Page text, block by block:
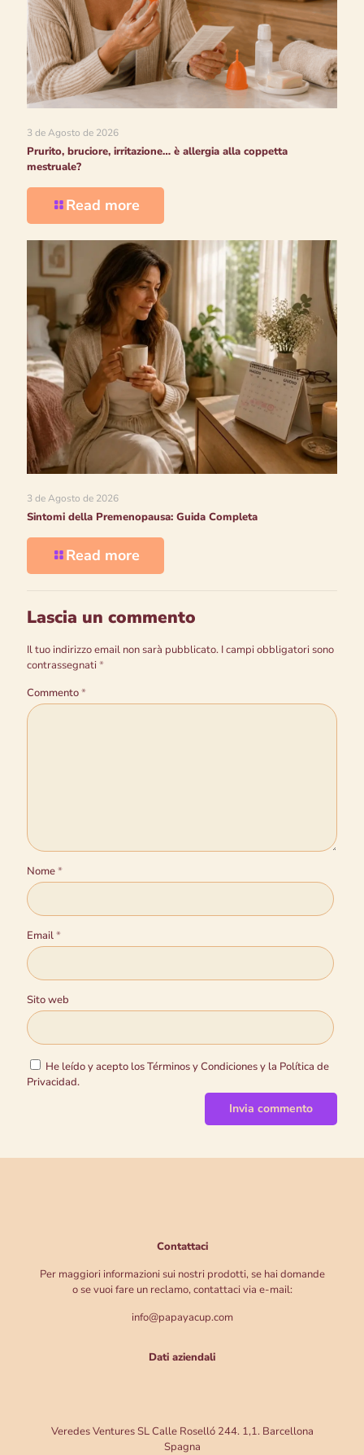
3 de Agosto de 2026
Prurito, bruciore, irritazione… è allergia alla coppetta
mestruale?
Read more
3 de Agosto de 2026
Sintomi della Premenopausa: Guida Completa
Read more
Lascia un commento
Il tuo indirizzo email non sarà pubblicato. I campi obbligatori sono
contrassegnati*
Commento*
Nome*
Email*
Sito web
He leído y acepto los Términos y Condiciones y la Política de
Privacidad.
Contattaci
Per maggiori informazioni sui nostri prodotti, se hai domande
o se vuoi fare un reclamo, contattaci via e-mail:
info@papayacup.com
Dati aziendali
Veredes Ventures SL Calle Roselló 244. 1,1. Barcellona
Spagna